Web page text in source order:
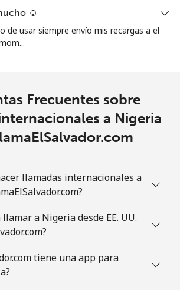
665 min por ⁦£10⁩ -
☺️
de usar siempre envío mis recargas a el
Frecuentes sobre
a Nigeria
llamadas internacionales a
a Nigeria desde EE. UU.
tiene una app para